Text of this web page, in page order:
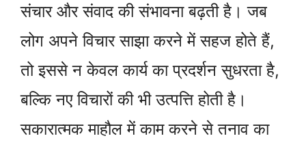
संचार और संवाद की संभावना बढ़ती है। जब
लोग अपने विचार साझा करने में सहज होते हैं,
तो इससे न केवल कार्य का प्रदर्शन सुधरता है,
बल्कि नए विचारों की भी उत्पत्ति होती है।
सकारात्मक माहौल में काम करने से तनाव का